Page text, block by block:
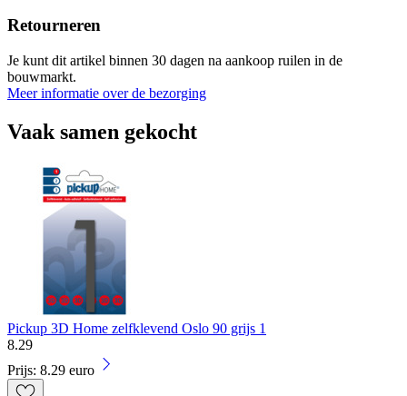
Retourneren
Je kunt dit artikel binnen 30 dagen na aankoop ruilen in de
bouwmarkt.
Meer informatie over de bezorging
Vaak samen gekocht
Pickup 3D Home zelfklevend Oslo 90 grijs 1
8.29
Prijs: 8.29 euro